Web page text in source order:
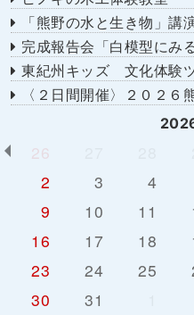
「熊野の水と生き物」講
完成報告会「白模型にみる健次の
東紀州キッズ 文化体験
〈２日間開催〉２０２６
26
2
3 4
9
10 11
16
17 18
23
24 25
30
31